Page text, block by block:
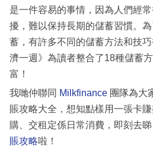
是一件容易的事情，因為人們經
擾，難以保持長期的儲蓄習慣。
蓄，有許多不同的儲蓄方法和技
濟一週》為讀者整合了18種儲蓄
富！
我哋仲聯同 Milkfinance 團隊為大
賬攻略大全，想知點樣用一張卡
購、交租定係日常消費，即刻去睇
賬攻略啦！